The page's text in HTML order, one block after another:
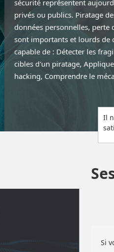
sécurité représentent
privés ou publics. Piratage
données personnelles, perte
sont importants et lourds de
capable de : Détecter les
cibles d'un piratage,
hacking, Comprendre le
Il
Si